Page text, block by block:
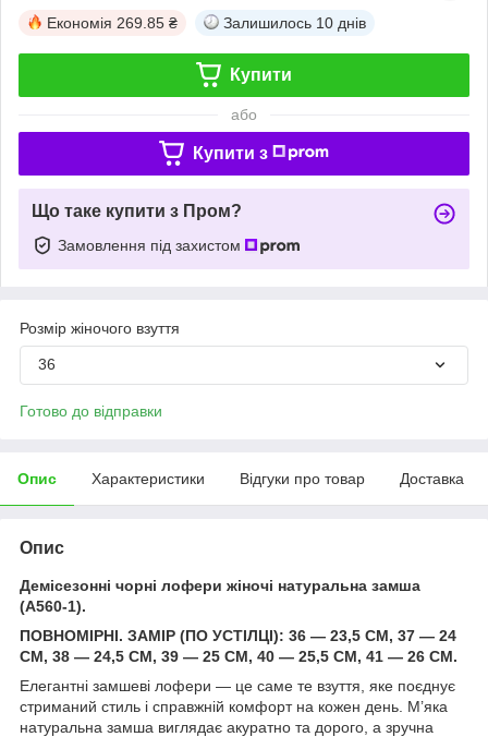
Економія 269.85 ₴ Залишилось 10 днів
Купити
або
Купити з
Що таке купити з Пром?
Замовлення під захистом
Розмір жіночого взуття
36
Готово до відправки
Опис Характеристики Відгуки про товар Доставка
Опис
Демісезонні чорні лофери жіночі натуральна замша
(A560-1).
ПОВНОМІРНІ. ЗАМІР (ПО УСТІЛЦІ): 36 — 23,5 СМ, 37 — 24
СМ, 38 — 24,5 СМ, 39 — 25 СМ, 40 — 25,5 СМ, 41 — 26 СМ.
Елегантні замшеві лофери — це саме те взуття, яке поєднує
стриманий стиль і справжній комфорт на кожен день. М’яка
натуральна замша виглядає акуратно та дорого, а зручна